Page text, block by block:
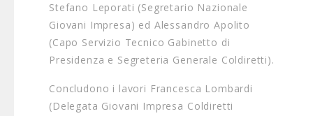
Stefano Leporati (Segretario Nazionale
Giovani Impresa) ed Alessandro Apolito
(Capo Servizio Tecnico Gabinetto di
Presidenza e Segreteria Generale Coldiretti).
Concludono i lavori Francesca Lombardi
(Delegata Giovani Impresa Coldiretti